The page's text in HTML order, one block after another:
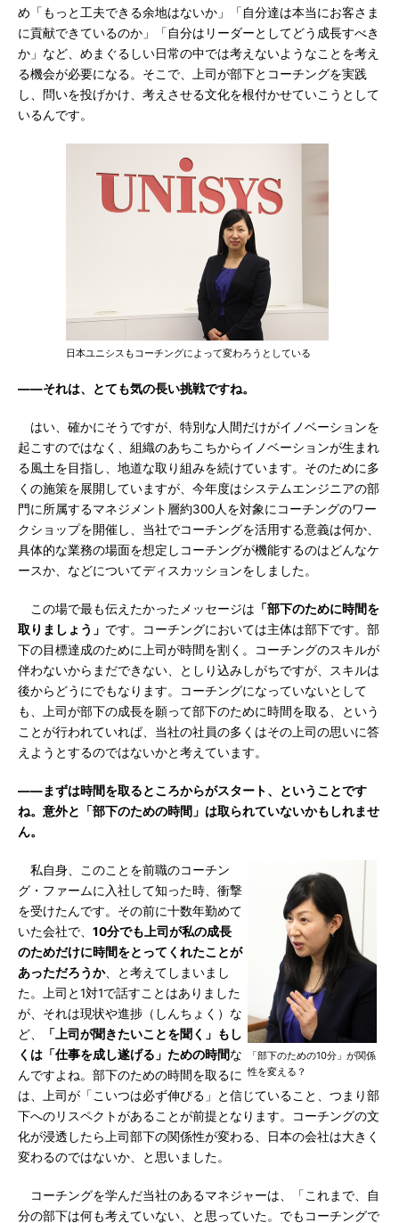
め「もっと工夫できる余地はないか」「自分達は本当にお客さま
に貢献できているのか」「自分はリーダーとしてどう成長すべき
か」など、めまぐるしい日常の中では考えないようなことを考え
る機会が必要になる。そこで、上司が部下とコーチングを実践
し、問いを投げかけ、考えさせる文化を根付かせていこうとして
いるんです。
日本ユニシスもコーチングによって変わろうとしている
――それは、とても気の長い挑戦ですね。
はい、確かにそうですが、特別な人間だけがイノベーションを
起こすのではなく、組織のあちこちからイノベーションが生まれ
る風土を目指し、地道な取り組みを続けています。そのために多
くの施策を展開していますが、今年度はシステムエンジニアの部
門に所属するマネジメント層約300人を対象にコーチングのワー
クショップを開催し、当社でコーチングを活用する意義は何か、
具体的な業務の場面を想定しコーチングが機能するのはどんなケ
ースか、などについてディスカッションをしました。
この場で最も伝えたかったメッセージは 「部下のために時間を
取りましょう」 です。コーチングにおいては主体は部下です。部
下の目標達成のために上司が時間を割く。コーチングのスキルが
伴わないからまだできない、としり込みしがちですが、スキルは
後からどうにでもなります。コーチングになっていないとして
も、上司が部下の成長を願って部下のために時間を取る、という
ことが行われていれば、当社の社員の多くはその上司の思いに答
えようとするのではないかと考えています。
――まずは時間を取るところからがスタート、ということです
ね。意外と「部下のための時間」は取られていないかもしれませ
ん。
「部下のための10分」が関係
性を変える？
私自身、このことを前職のコーチン
グ・ファームに入社して知った時、衝撃
を受けたんです。その前に十数年勤めて
いた会社で、 10分でも上司が私の成長
のためだけに時間をとってくれたことが
あっただろうか、と考えてしまいまし
た。上司と1対1で話すことはありました
が、それは現状や進捗（しんちょく）な
ど、
「上司が聞きたいことを聞く」もし
くは「仕事を成し遂げる」ための時間な
んですよね。部下のための時間を取るに
は、上司が「こいつは必ず伸びる」と信じていること、つまり部
下へのリスペクトがあることが前提となります。コーチングの文
化が浸透したら上司部下の関係性が変わる、日本の会社は大きく
変わるのではないか、と思いました。
コーチングを学んだ当社のあるマネジャーは、「これまで、自
分の部下は何も考えていない、と思っていた。でもコーチングで